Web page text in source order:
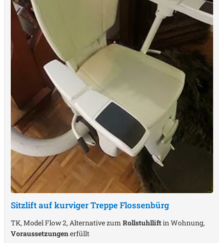
Sitzlift auf kurviger TreppeFlossenbürg
TK, Model Flow 2, Alternative zum Rollstuhlliftin Wohnung,
Voraussetzungenerfüllt